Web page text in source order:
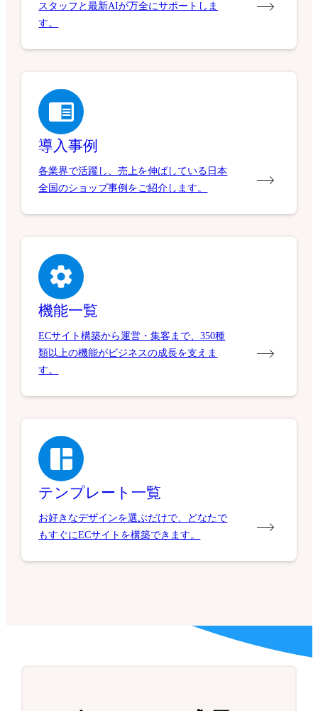
スタッフと最新AIが万全にサポートしま
す。
導入事例
各業界で活躍し、売上を伸ばしている日本
全国のショップ事例をご紹介します。
機能一覧
ECサイト構築から運営・集客まで、350種
類以上の機能がビジネスの成長を支えま
す。
テンプレート一覧
お好きなデザインを選ぶだけで、どなたで
もすぐにECサイトを構築できます。